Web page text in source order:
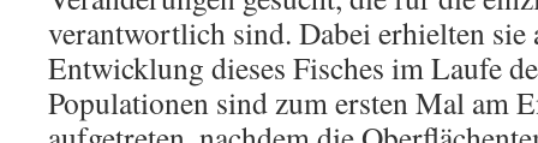
verantwortlich sind. Dabei erhielten
Entwicklung dieses Fisches im Laufe
Populationen sind zum ersten Mal am